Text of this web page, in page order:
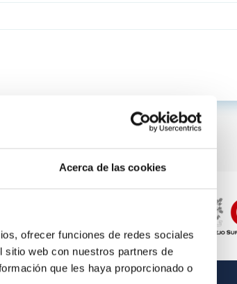
Acerca de las cookies
ofrecer funciones de redes sociales
sitio web con nuestros partners de
que les haya proporcionado o